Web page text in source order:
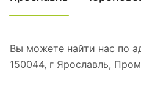
Вы можете найти нас по
150044, г Ярославль,